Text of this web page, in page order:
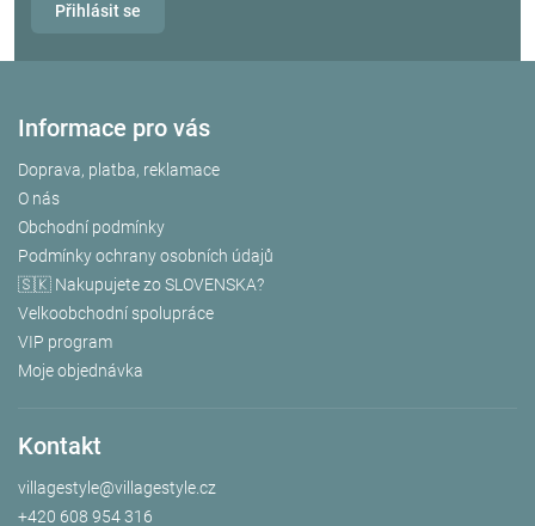
Přihlásit se
Informace pro vás
Doprava, platba, reklamace
O nás
Obchodní podmínky
Podmínky ochrany osobních údajů
🇸🇰 Nakupujete zo SLOVENSKA?
Velkoobchodní spolupráce
VIP program
Moje objednávka
Kontakt
villagestyle@villagestyle.cz
+420 608 954 316